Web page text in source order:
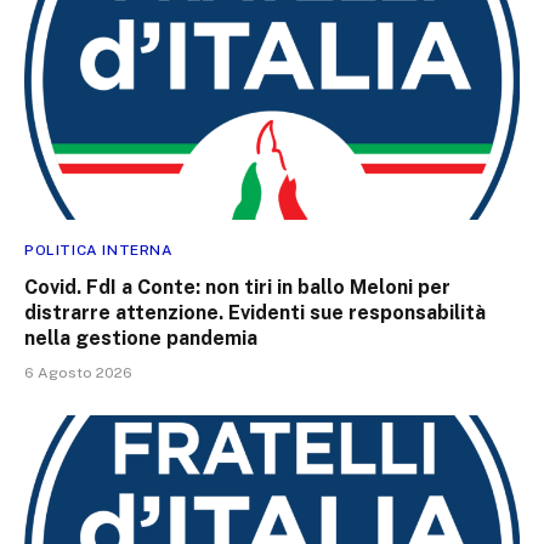
POLITICA INTERNA
Covid. FdI a Conte: non tiri in ballo Meloni per
distrarre attenzione. Evidenti sue responsabilità
nella gestione pandemia
6 Agosto 2026